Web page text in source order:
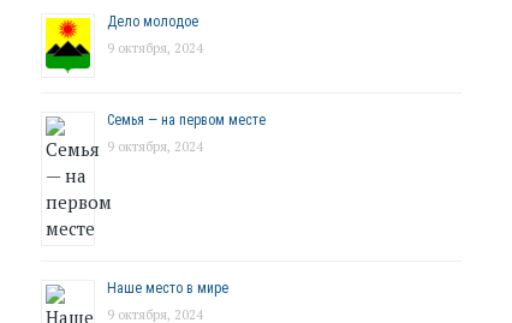
Дело молодое
9 октября, 2024
Семья — на первом месте
9 октября, 2024
Наше место в мире
9 октября, 2024